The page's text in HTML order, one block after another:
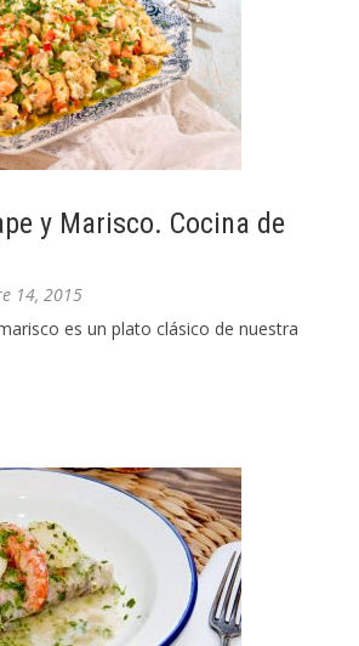
y Marisco. Cocina de
14, 2015
es un plato clásico de nuestra